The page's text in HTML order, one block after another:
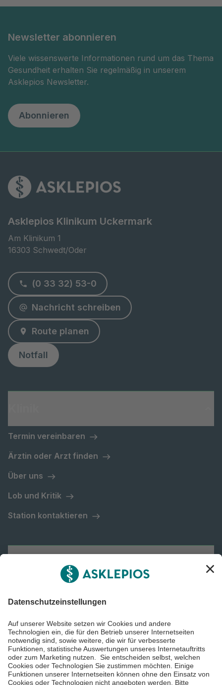
Newsletter abonnieren
Viele wissenswerte Informationen rund um das Thema
Gesundheit erhalten Sie regelmäßig in unserem
Asklepios Newsletter.
Abonnieren
Asklepios Klinikum Uckermark
Am Klinikum 1
16303 Schwedt/Oder
(0 33 32) 53-0
Nachricht schreiben
Route planen
Notfall
Termin vereinbaren
Ärztin oder Arzt finden
Über uns
Lob und Kritik
Station kontaktieren
Asklepios Gruppe